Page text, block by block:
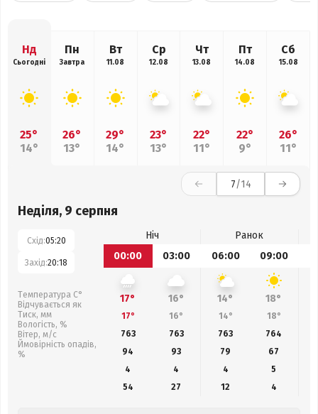
Нд
Сьогодні
25°
14°
Пн
Завтра
26°
13°
Вт
11.08
29°
14°
Ср
12.08
23°
13°
Чт
13.08
22°
11°
Пт
14.08
22°
9°
Сб
15.08
26°
11°
7/14
Неділя, 9 серпня
Схід:05:20
Захід:20:18
Температура С°
Відчувається як
Тиск, мм
Вологість, %
Вітер, м/с
Ймовірність опадів,
%
Ніч
Ранок
00:00
03:00 06:00 09:00
17° 16° 14° 18°
17° 16° 14° 18°
763
763 763 764
94
93 79 67
4
4 4
5
54
27 12 4